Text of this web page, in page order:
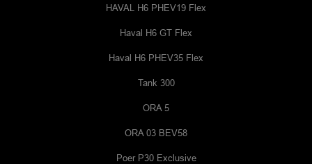
HAVAL H6 PHEV19 Flex
Haval H6 GT Flex
Haval H6 PHEV35 Flex
Tank 300
ORA 5
ORA 03 BEV58
Poer P30 Exclusive